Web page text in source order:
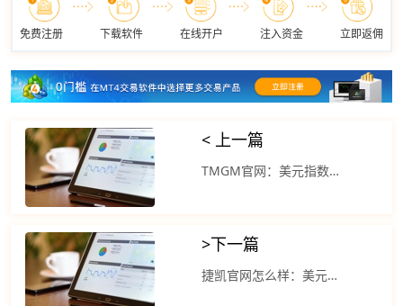
免费注册 下载软件 在线开户 注入资金 立即返佣
< 上一篇
TMGM官网：美元指数大幅走低助推人民币升值 美联储加息近尾声
>下一篇
捷凯官网怎么样：美元指数小幅上涨 美联储加息预期骤降